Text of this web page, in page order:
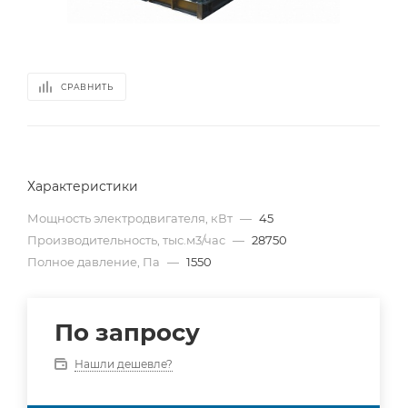
СРАВНИТЬ
Характеристики
Мощность электродвигателя, кВт — 45
Производительность, тыс.м3/час — 28750
Полное давление, Па — 1550
По запросу
Нашли дешевле?